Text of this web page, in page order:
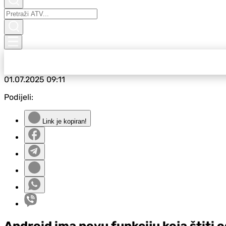
01.07.202509:11
Podijeli:
Link je kopiran!